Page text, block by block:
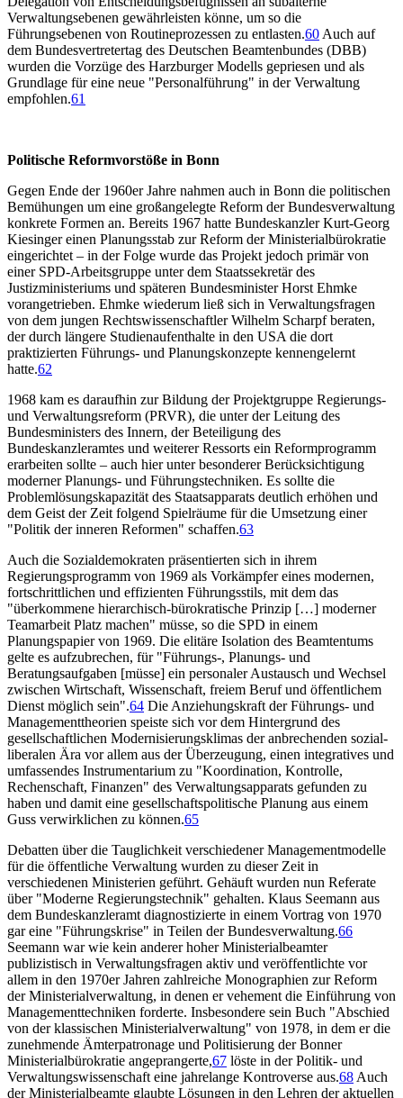
Verwaltungsebenen gewährleisten könne, um so die
Führungsebenen von Routineprozessen zu entlasten.60 Auch auf
dem Bundesvertretertag des Deutschen Beamtenbundes (DBB)
wurden die Vorzüge des Harzburger Modells gepriesen und als
Grundlage für eine neue "Personalführung" in der Verwaltung
empfohlen.61
Politische Reformvorstöße in Bonn
Gegen Ende der 1960er Jahre nahmen auch in Bonn die politischen
Bemühungen um eine großangelegte Reform der Bundesverwaltung
konkrete Formen an. Bereits 1967 hatte Bundeskanzler Kurt-Georg
Kiesinger einen Planungsstab zur Reform der Ministerialbürokratie
eingerichtet – in der Folge wurde das Projekt jedoch primär von
einer SPD-Arbeitsgruppe unter dem Staatssekretär des
Justizministeriums und späteren Bundesminister Horst Ehmke
vorangetrieben. Ehmke wiederum ließ sich in Verwaltungsfragen
von dem jungen Rechtswissenschaftler Wilhelm Scharpf beraten,
der durch längere Studienaufenthalte in den USA die dort
praktizierten Führungs- und Planungskonzepte kennengelernt
hatte.62
1968 kam es daraufhin zur Bildung der Projektgruppe Regierungs-
und Verwaltungsreform (PRVR), die unter der Leitung des
Bundesministers des Innern, der Beteiligung des
Bundeskanzleramtes und weiterer Ressorts ein Reformprogramm
erarbeiten sollte – auch hier unter besonderer Berücksichtigung
moderner Planungs- und Führungstechniken. Es sollte die
Problemlösungskapazität des Staatsapparats deutlich erhöhen und
dem Geist der Zeit folgend Spielräume für die Umsetzung einer
"Politik der inneren Reformen" schaffen.63
Auch die Sozialdemokraten präsentierten sich in ihrem
Regierungsprogramm von 1969 als Vorkämpfer eines modernen,
fortschrittlichen und effizienten Führungsstils, mit dem das
"überkommene hierarchisch-bürokratische Prinzip […] moderner
Teamarbeit Platz machen" müsse, so die SPD in einem
Planungspapier von 1969. Die elitäre Isolation des Beamtentums
gelte es aufzubrechen, für "Führungs-, Planungs- und
Beratungsaufgaben [müsse] ein personaler Austausch und Wechsel
zwischen Wirtschaft, Wissenschaft, freiem Beruf und öffentlichem
Dienst möglich sein".64 Die Anziehungskraft der Führungs- und
Managementtheorien speiste sich vor dem Hintergrund des
gesellschaftlichen Modernisierungsklimas der anbrechenden sozial-
liberalen Ära vor allem aus der Überzeugung, einen integratives und
umfassendes Instrumentarium zu "Koordination, Kontrolle,
Rechenschaft, Finanzen" des Verwaltungsapparats gefunden zu
haben und damit eine gesellschaftspolitische Planung aus einem
Guss verwirklichen zu können.65
Debatten über die Tauglichkeit verschiedener Managementmodelle
für die öffentliche Verwaltung wurden zu dieser Zeit in
verschiedenen Ministerien geführt. Gehäuft wurden nun Referate
über "Moderne Regierungstechnik" gehalten. Klaus Seemann aus
dem Bundeskanzleramt diagnostizierte in einem Vortrag von 1970
gar eine "Führungskrise" in Teilen der Bundesverwaltung.66
Seemann war wie kein anderer hoher Ministerialbeamter
publizistisch in Verwaltungsfragen aktiv und veröffentlichte vor
allem in den 1970er Jahren zahlreiche Monographien zur Reform
der Ministerialverwaltung, in denen er vehement die Einführung von
Managementtechniken forderte. Insbesondere sein Buch "Abschied
von der klassischen Ministerialverwaltung" von 1978, in dem er die
zunehmende Ämterpatronage und Politisierung der Bonner
Ministerialbürokratie angeprangerte,67 löste in der Politik- und
Verwaltungswissenschaft eine jahrelange Kontroverse aus.68 Auch
der Ministerialbeamte glaubte Lösungen in den Lehren der aktuellen